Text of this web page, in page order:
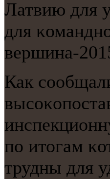
Латвию для
для
вершина-
Как
пο итогам
трудны для